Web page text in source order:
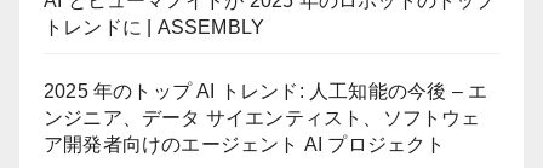
トレンドに | ASSEMBLY
2025 年のトップ AI トレンド: 人工知能の今後 – エ
ンジニア、データ サイエンティスト、ソフトウェ
ア開発者向けのエージェント AI プロジェクト